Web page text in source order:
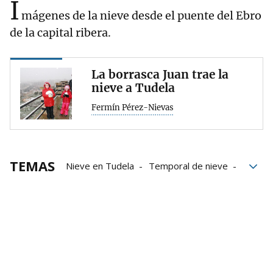
I mágenes de la nieve desde el puente del Ebro
de la capital ribera.
La borrasca Juan trae la
nieve a Tudela
Fermín Pérez-Nievas
TEMAS Nieve en Tudela
Temporal de nieve